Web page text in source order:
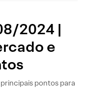
2024 |
e
pontos para